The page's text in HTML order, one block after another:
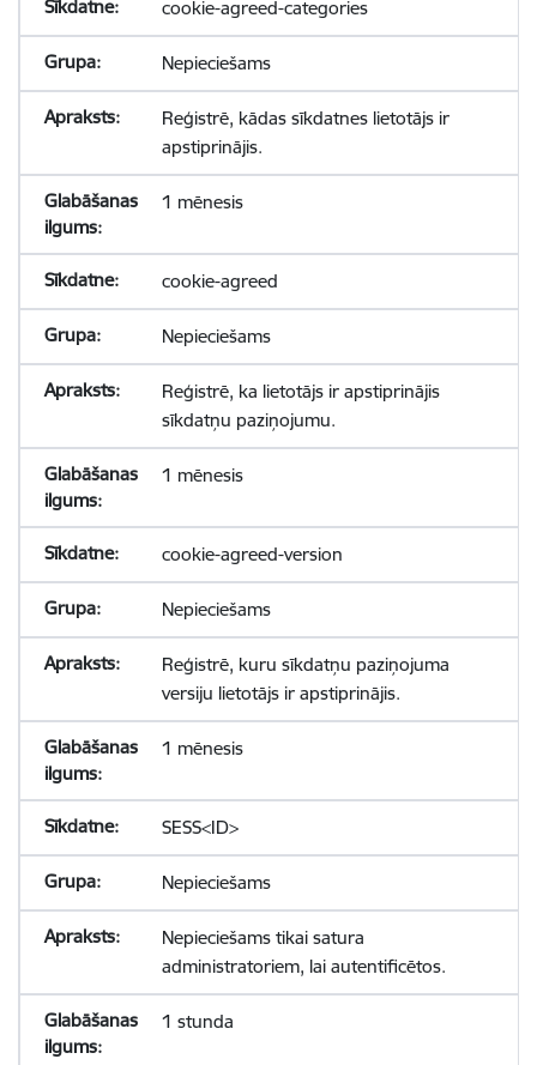
cookie-agreed-categories
Nepieciešams
Reģistrē, kādas sīkdatnes lietotājs ir
apstiprinājis.
1 mēnesis
cookie-agreed
Nepieciešams
Reģistrē, ka lietotājs ir apstiprinājis
sīkdatņu paziņojumu.
1 mēnesis
cookie-agreed-version
Nepieciešams
Reģistrē, kuru sīkdatņu paziņojuma
versiju lietotājs ir apstiprinājis.
1 mēnesis
SESS<ID>
Nepieciešams
Nepieciešams tikai satura
administratoriem, lai autentificētos.
1 stunda